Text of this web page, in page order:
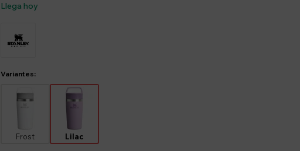
Llega hoy
Variantes:
Frost Lilac